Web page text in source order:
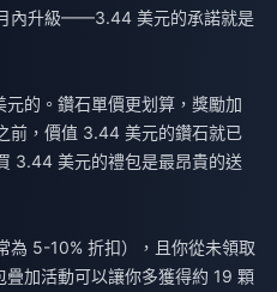
內升級——3.44 美元的承諾就是
的。鑽石單價更划算，獎勵加
前，價值 3.44 美元的鑽石就已
3.44 美元的禮包是最昂貴的送
為 5-10% 折扣），且你從未領取
加活動可以讓你多獲得約 19 顆